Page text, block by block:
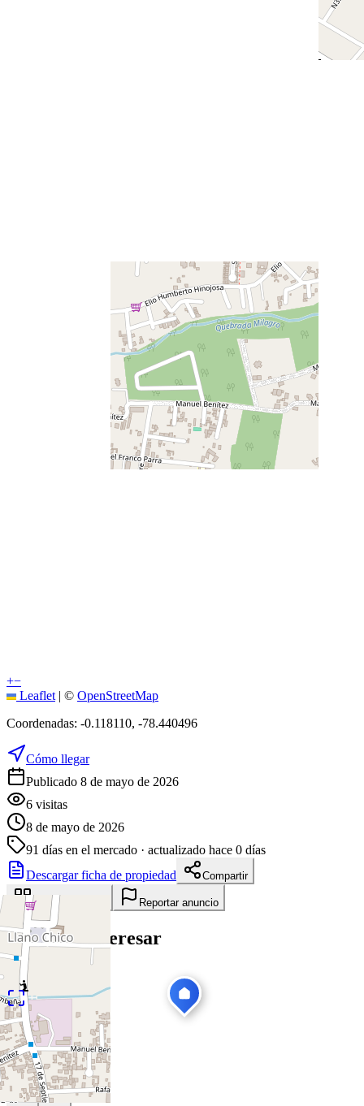
+−
Leaflet | © OpenStreetMap
Coordenadas: -0.118110, -78.440496
Cómo llegar
Publicado 8 de mayo de 2026
6 visitas
8 de mayo de 2026
91 días en el mercado · actualizado hace 0 días
Descargar ficha de propiedad
Compartir
Añadir a tablero Reportar anuncio
Te puede interesar
Ver todas
1 /18
Venta
Nuevo